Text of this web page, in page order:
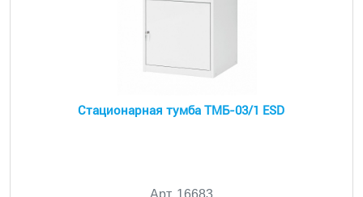
Стационарная тумба ТМБ-03/1 ESD
Арт. 16683